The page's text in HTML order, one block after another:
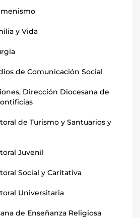
y Vida
de Comunicación Social
Dirección Diocesana de
de Turismo y Santuarios y
Juvenil
Social y Caritativa
Universitaria
de Enseñanza Religiosa